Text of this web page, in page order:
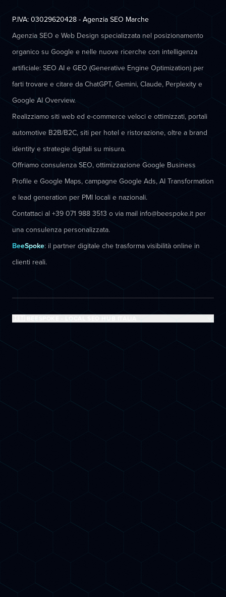
P.IVA: 03029620428 - Agenzia SEO Marche
Agenzia SEO e Web Design specializzata nel posizionamento
organico su Google e nelle nuove ricerche con intelligenza
artificiale: SEO AI e GEO (Generative Engine Optimization) per
farti trovare e citare da ChatGPT, Gemini, Claude, Perplexity e
Google AI Overview.
Realizziamo siti web ed e-commerce veloci e ottimizzati, portali
automotive B2B/B2C, siti per hotel e ristorazione, oltre a brand
identity e strategie digitali su misura.
Offriamo consulenza SEO, ottimizzazione Google Business
Profile e Google Maps, campagne Google Ads, AI Transformation
e lead generation per PMI locali e nazionali.
Contattaci al +39 071 988 3513 o via mail info@beespoke.it per
una consulenza personalizzata.
BeeSpoke: il partner digitale che trasforma visibilità online in
clienti reali.
🇮🇹 BEESPOKE - LOCAL SEO HUB ITALIA